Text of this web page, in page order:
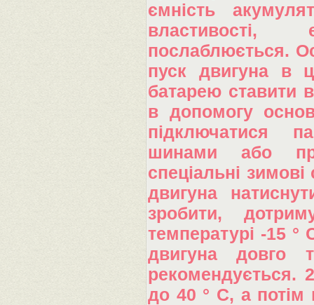
ємність
властивості,
послаблюється.
пуск двигуна в
батарею ставити
в допомогу
підключатися
шинами або
спеціальні
двигуна
зробити,
температурі -15
двигуна довго
рекомендується.
до 40 ° С, а потім